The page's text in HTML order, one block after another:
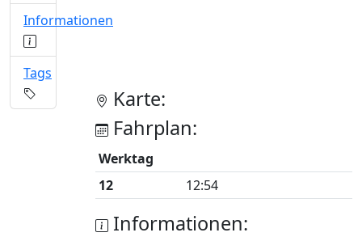
Karte:
Fahrplan:
Werktag
12
12:54
Informationen:
Informationen
Tags